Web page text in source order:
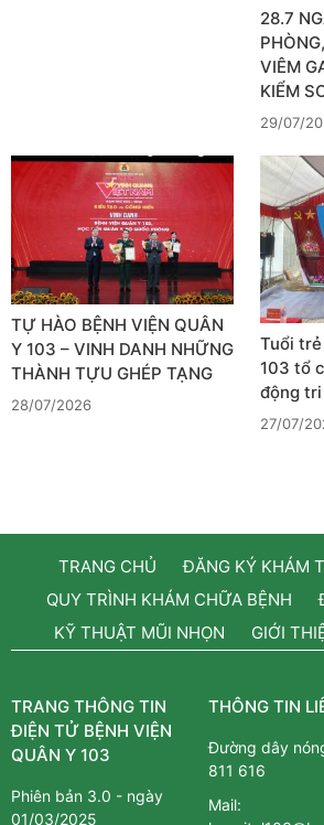
28.7
VIÊM
KIỂM
29/07/
TỰ HÀO BỆNH VIỆN QUÂN
Y 103 – VINH DANH NHỮNG
THÀNH TỰU GHÉP TẠNG
28/07/2026
Tuổi
103 tổ
động
27/07/
TRANG CHỦ
ĐĂNG KÝ KHÁM
QUY TRÌNH KHÁM CHỮA BỆNH
KỸ THUẬT MŨI NHỌN
GIỚI
TRANG THÔNG TIN
ĐIỆN TỬ BỆNH VIỆN
QUÂN Y 103
Phiên bản 3.0 - ngày
01/03/2025
THÔNG TIN
Đường dây
811 616
Mail: